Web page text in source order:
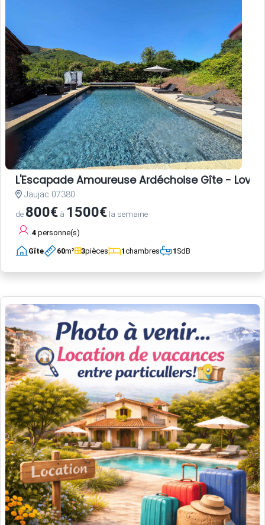
L'Escapade Amoureuse Ardéchoise Gîte -
Jaujac 07380
de 800€ à 1500€ la semaine
4 personne(s)
Gîte 60m² 3pièces 1chambres 1SdB